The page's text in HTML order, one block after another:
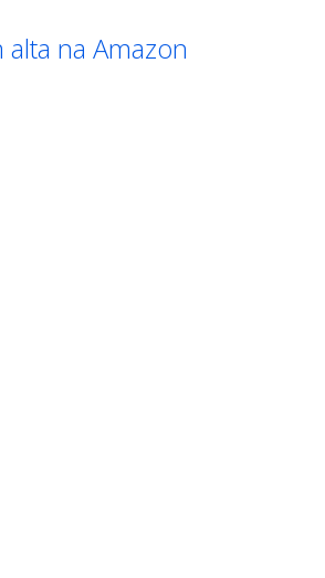
na Amazon